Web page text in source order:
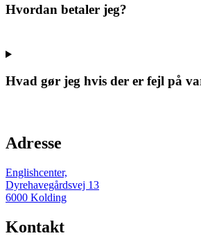
Hvordan betaler jeg?
Hvad gør jeg hvis der er fejl på
Adresse
Englishcenter,
Dyrehavegårdsvej 13
6000 Kolding
Kontakt